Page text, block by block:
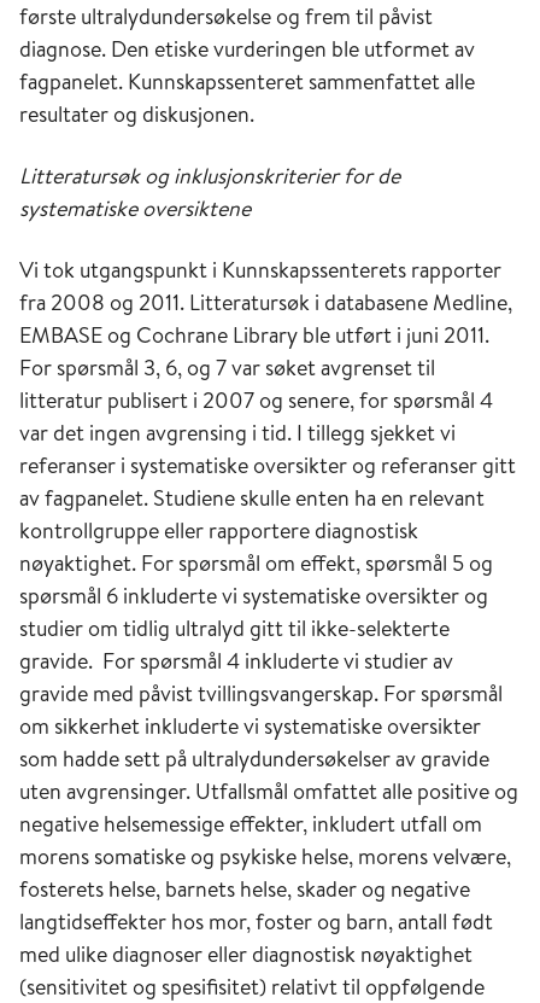
første ultralydundersøkelse og frem til påvist
diagnose. Den etiske vurderingen ble utformet av
fagpanelet. Kunnskapssenteret sammenfattet alle
resultater og diskusjonen.
Litteratursøk og inklusjonskriterier for de
systematiske oversiktene
Vi tok utgangspunkt i Kunnskapssenterets rapporter
fra 2008 og 2011. Litteratursøk i databasene Medline,
EMBASE og Cochrane Library ble utført i juni 2011.
For spørsmål 3, 6, og 7 var søket avgrenset til
litteratur publisert i 2007 og senere, for spørsmål 4
var det ingen avgrensing i tid. I tillegg sjekket vi
referanser i systematiske oversikter og referanser gitt
av fagpanelet. Studiene skulle enten ha en relevant
kontrollgruppe eller rapportere diagnostisk
nøyaktighet. For spørsmål om effekt, spørsmål 5 og
spørsmål 6 inkluderte vi systematiske oversikter og
studier om tidlig ultralyd gitt til ikke-selekterte
gravide. For spørsmål 4 inkluderte vi studier av
gravide med påvist tvillingsvangerskap. For spørsmål
om sikkerhet inkluderte vi systematiske oversikter
som hadde sett på ultralydundersøkelser av gravide
uten avgrensinger. Utfallsmål omfattet alle positive og
negative helsemessige effekter, inkludert utfall om
morens somatiske og psykiske helse, morens velvære,
fosterets helse, barnets helse, skader og negative
langtidseffekter hos mor, foster og barn, antall født
med ulike diagnoser eller diagnostisk nøyaktighet
(sensitivitet og spesifisitet) relativt til oppfølgende